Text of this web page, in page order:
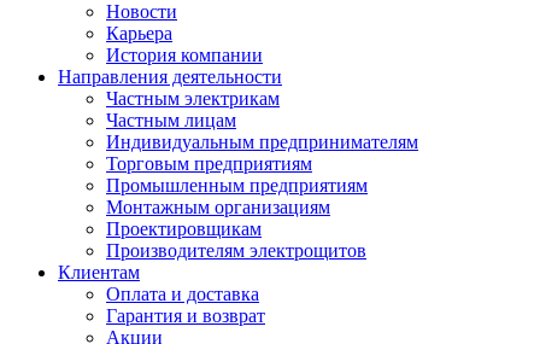
Новости
Карьера
История компании
Направления деятельности
Частным электрикам
Частным лицам
Индивидуальным предпринимателям
Торговым предприятиям
Промышленным предприятиям
Монтажным организациям
Проектировщикам
Производителям электрощитов
Клиентам
Оплата и доставка
Гарантия и возврат
Акции